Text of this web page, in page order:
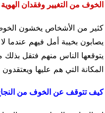
الخوف من التغيير وفقدان
كثير من الأشخاص يخشون
يصابون بخيبة أمل فيهم عندما
يتوقعها الناس منهم فتقل
المكانة التي هم عليها
كيف تتوقف عن الخوف من